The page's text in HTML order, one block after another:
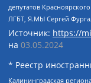
депутатов
ЛГБТ, Я.МЫ Сергей
Источник: https://
на 03.05.2024
* Реестр
Калининградская региональная общественная организация "Экозащита!-Женсовет", Фонд содействия защите прав и свобод граждан "Общественный вердикт", Фонд "Институт Развития Свободы Информации", Частное учреждение "Информационное агентство МЕМО. РУ", Региональная общественная организация "Общественная комиссия по сохранению наследия академика Сахарова", Фонд поддержки свободы прессы, Санкт-Петербургская общественная правозащитная организация "Гражданский контроль", Межрегиональная общественная организация "Информационно-просветительский центр "Мемориал", Региональный Фонд "Центр Защиты Прав Средств Массовой Информации", с 05.12.2023 Фонд "Центр Защиты Прав Средств массовой информации", Региональная общественная благотворительная организация помощи беженцам и мигрантам "Гражданское содействие", Негосударственное образовательное учреждение дополнительного профессионального образования (повышение квалификации) специалистов "АКАДЕМИЯ ПО ПРАВАМ ЧЕЛОВЕКА", Свердловская региональная общественная организация "Сутяжник", Автономная некоммерческая организация "Центр независимых социологических исследований", Союз общественных объединений "Российский исследовательский центр по правам человека", Региональное общественное учреждение научно-информационный центр "МЕМОРИАЛ", Некоммерческая организация "Фонд защиты гласности", Автономная некоммерческая организация "Институт прав человека", Городская общественная организация "Екатеринбургское общество "МЕМОРИАЛ", Городская общественная организация "Рязанское историко-просветительское и правозащитное общество "Мемориал" (Рязанский Мемориал), Челябинский региональный орган общественной самодеятельности – женское общественное объединение "Женщины Евразии", Челябинский региональный орган общественной самодеятельности "Уральская правозащитная группа", Фонд содействия защите здоровья и социальной справедливости имени Андрея Рылькова, Автономная Некоммерческая Организация "Аналитический Центр Юрия Левады", Автономная некоммерческая организация социальной поддержки населения "Проект Апрель", Региональная общественная организация помощи женщинам и детям, находящимся в кризисной ситуации "Информационно-методический центр "Анна", Фонд содействия развитию массовых коммуникаций и правовому просвещению "Так-так-Так", Фонд содействия устойчивому развитию "Серебряная тайга", Свердловский региональный общественный фонд социальных проектов "Новое время", "Idel.Реалии", Кавказ.Реалии, Крым.Реалии, Телеканал Настоящее Время, Татаро-башкирская служба Радио Свобода (Azatliq Radiosi), Радио Свободная Европа/Радио Свобода (PCE/PC), "Сибирь.Реалии", "Фактограф", Благотворительный фонд помощи осужденным и их семьям, Автономная некоммерческая организация "Институт глобализации и социальных движений", Фонд "В защиту прав заключенных", Частное учреждение "Центр поддержки и содействия развитию средств массовой информации", Пензенский региональный общественный благотворительный фонд "Гражданский союз", "Север.Реалии", Некоммерческая организация Фонд "Правовая инициатива", Общество с ограниченной ответственностью "Радио Свободная Европа/Радио Свобода", Чешское информационное агентство "MEDIUM-ORIENT", Красноярская региональная общественная организация "Мы против СПИДа", Камалягин Денис Николаевич, Маркелов Сергей Евгеньевич, Пономарев Лев Александрович, Савицкая Людмила